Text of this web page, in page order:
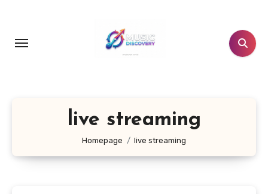
contenuto
live streaming
Homepage live streaming